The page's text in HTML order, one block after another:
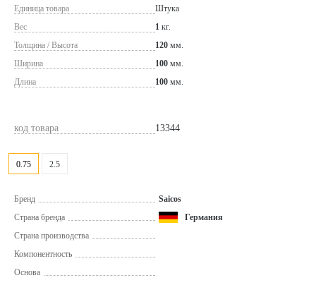
Единица товара
Штука
Вес
1 кг.
Толщина / Высота
120 мм.
Ширина
100 мм.
Длина
100 мм.
код товара 13344
0.75 2.5
Бренд
Saicos
Страна бренда
Германия
Страна производства
Компонентность
Основа